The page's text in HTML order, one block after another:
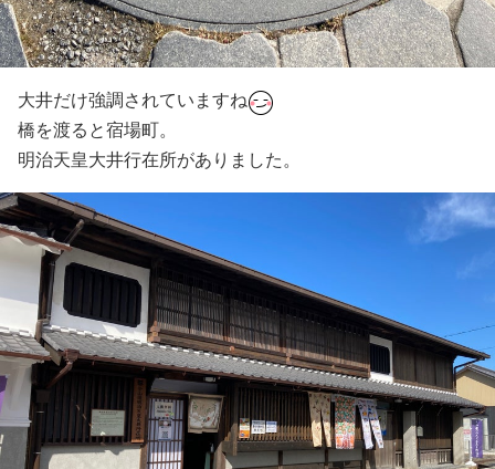
大井だけ強調されていますね
橋を渡ると宿場町。
明治天皇大井行在所がありました。